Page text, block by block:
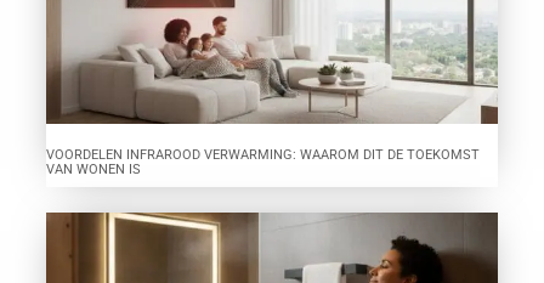
VOORDELEN INFRAROOD VERWARMING: WAAROM DIT DE TOEKOMST
VAN WONEN IS